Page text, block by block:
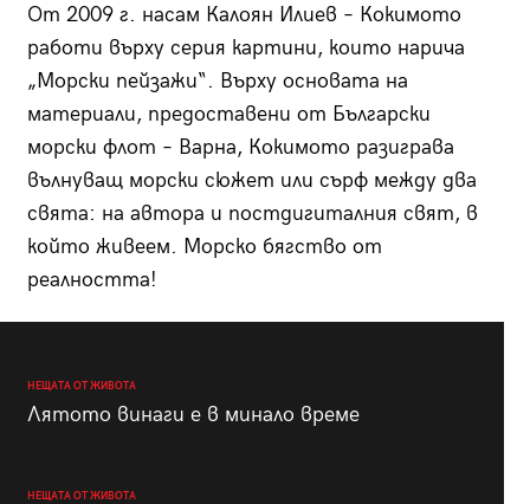
От 2009 г. насам Калоян Илиев – Кокимото
работи върху серия картини, които нарича
„Морски пейзажи“. Върху основата на
материали, предоставени от Български
морски флот – Варна, Кокимото разиграва
вълнуващ морски сюжет или сърф между два
свята: на автора и постдигиталния свят, в
който живеем. Морско бягство от
реалността!
НЕЩАТА ОТ ЖИВОТА
Лятото винаги е в минало време
НЕЩАТА ОТ ЖИВОТА